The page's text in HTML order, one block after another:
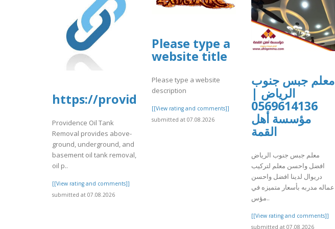
https://providenceoiltankremoval.com/
Providence Oil Tank
Removal provides above-
ground, underground, and
basement oil tank removal,
oil p..
[[View rating and comments]]
submitted at 07.08.2026
Please type a
website title
Please type a website
description
[[View rating and comments]]
submitted at 07.08.2026
معلم جبس جنوب
الرياض |
0569614136
مؤسسة أهل
القمة
معلم جبس جنوب الرياض
افضل واحسن معلم لتركيب
دريوال لدينا افضل واحسن
عماله مدربه بأسعار متميزه في
مؤس..
[[View rating and comments]]
submitted at 07.08.2026